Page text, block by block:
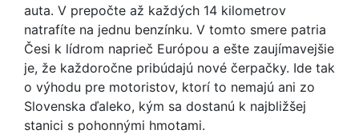
auta. V prepočte až každých 14 kilometrov
natrafíte na jednu benzínku. V tomto smere patria
Česi k lídrom naprieč Európou a ešte zaujímavejšie
je, že každoročne pribúdajú nové čerpačky. Ide tak
o výhodu pre motoristov, ktorí to nemajú ani zo
Slovenska ďaleko, kým sa dostanú k najbližšej
stanici s pohonnými hmotami.